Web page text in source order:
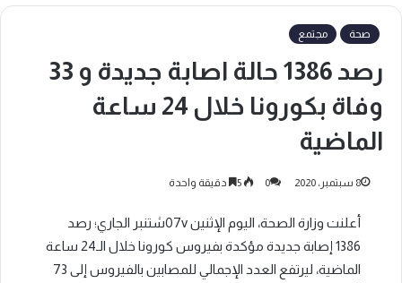
صحة مجتمع
رصد 1386 حالة اصابة جديدة و 33
وفاة بكورونا خلال 24 ساعة
الماضية
8 سبتمبر، 2020 0 دقيقة واحدة
أعلنت وزارة الصحة، اليوم الإثنين 07vشتنبر الجاري؛ رصد
1386 إصابة جديدة مؤكدة بفيروس كورونا خلال الـ24 ساعة
الماضية، ليرتفع العدد الإجمالي للمصابين بالفيروس إلى 73